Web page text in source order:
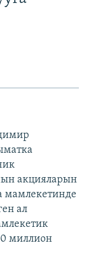
акцияларын
мамлекетинде
ал
миллион